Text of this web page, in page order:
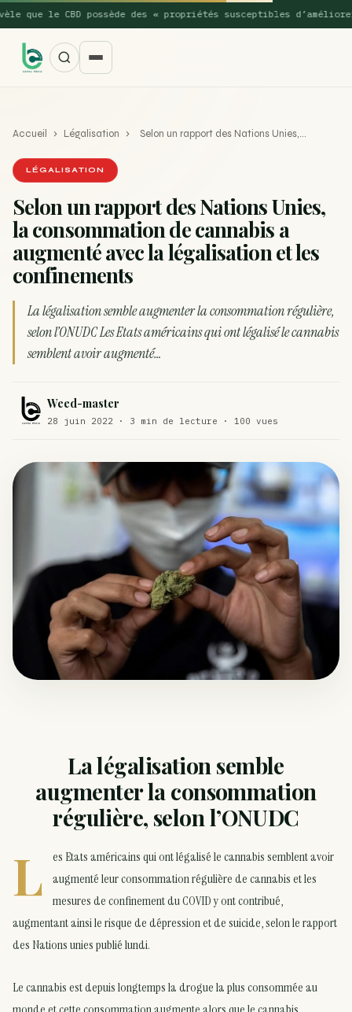
que le CBD possède des « propriétés susceptibles d’améliorer
SUGGESTIONS POPULAIRES
Une nouvelle étude montre que la vaporisation du
cannabis réduit de 99…
La recette du Space Cake RECETTE
Recette : Préparation du beurre de Marrakech
Étude : L’extrait de cannabis, un traitement efficace
contre les maux de dos…
suscite une forte…
Accueil › Légalisation › Selon un rapport des Nations Unies,…
LÉGALISATION
Selon un rapport des Nations Unies,
la consommation de cannabis a
augmenté avec la légalisation et les
confinements
La légalisation semble augmenter la consommation régulière,
selon l’ONUDC Les Etats américains qui ont légalisé le cannabis
semblent avoir augmenté…
Weed-master
28 juin 2022 · 3 min de lecture · 100 vues
La légalisation semble
augmenter la consommation
régulière, selon l’ONUDC
L
es Etats américains qui ont légalisé le cannabis semblent avoir
augmenté leur consommation régulière de cannabis et les
mesures de confinement du COVID y ont contribué,
augmentant ainsi le risque de dépression et de suicide, selon le rapport
des Nations unies publié lundi.
Le cannabis est depuis longtemps la drogue la plus consommée au